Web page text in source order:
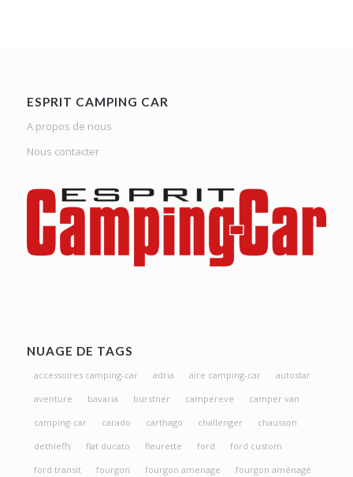
ESPRIT CAMPING CAR
A propos de nous
Nous contacter
NUAGE DE TAGS
accessoires camping-car adria aire camping-car
autostar
aventure
bavaria burstner campereve
camper van
camping-car
carado carthago challenger
chausson
dethleffs
fiat ducato fleurette ford
ford custom
ford transit
fourgon fourgon amenage
fourgon aménagé